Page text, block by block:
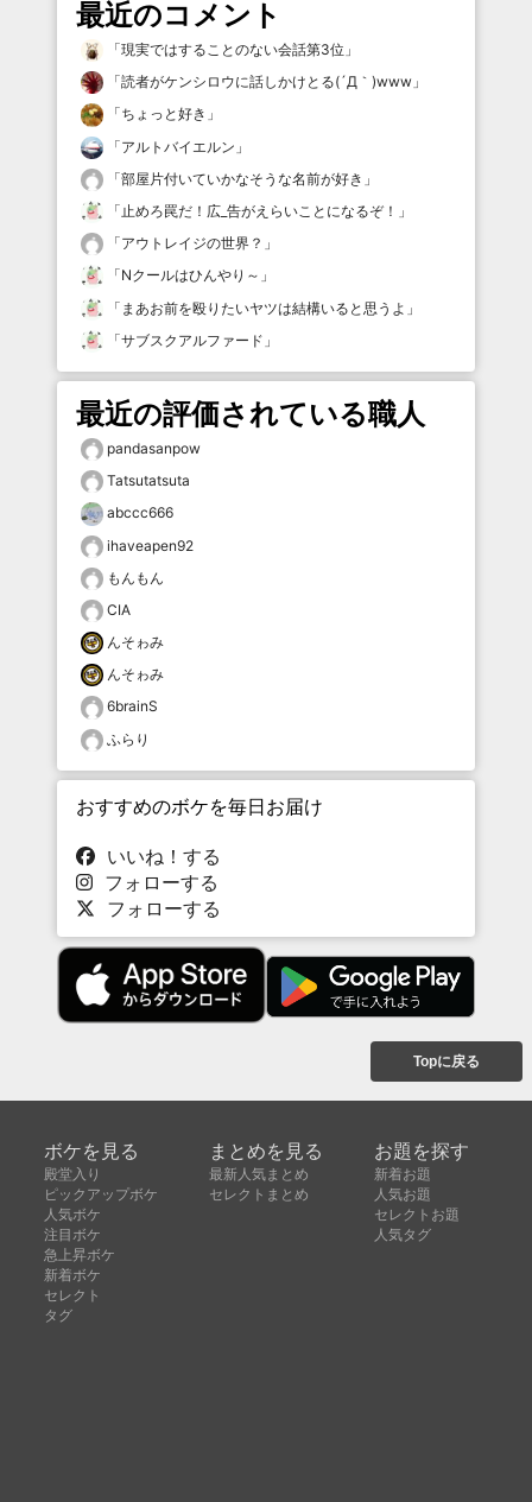
最近のコメント
「現実ではすることのない会話第3位 」
「読者がケンシロウに話しかけとる(´Д｀)www 」
「ちょっと好き 」
「アルトバイエルン 」
「部屋片付いていかなそうな名前が好き 」
「止めろ罠だ！広_告がえらいことになるぞ！ 」
「アウトレイジの世界？ 」
「Nクールはひんやり～ 」
「 まあお前を殴りたいヤツは結構いると思うよ 」
「サブスクアルファード 」
最近の評価されている職人
pandasanpow
Tatsutatsuta
abccc666
ihaveapen92
もんもん
CIA
んそゎみ
んそゎみ
6brainS
ふらり
おすすめのボケを毎日お届け
いいね！する
フォローする
フォローする
Topに戻る
ボケを見る
殿堂入り
ピックアップボケ
人気ボケ
注目ボケ
急上昇ボケ
新着ボケ
セレクト
タグ
まとめを見る
最新人気まとめ
セレクトまとめ
お題を探す
新着お題
人気お題
セレクトお題
人気タグ